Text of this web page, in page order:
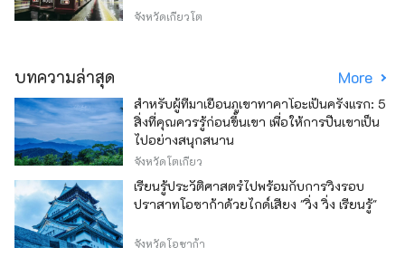
จังหวัดเกียวโต
บทความล่าสุด More
สำหรับผู้ที่มาเยือนภูเขาทาคาโอะเป็นครั้งแรก: 5
สิ่งที่คุณควรรู้ก่อนขึ้นเขา เพื่อให้การปีนเขาเป็น
ไปอย่างสนุกสนาน
จังหวัดโตเกียว
เรียนรู้ประวัติศาสตร์ไปพร้อมกับการวิ่งรอบ
ปราสาทโอซาก้าด้วยไกด์เสียง "วิ่ง วิ่ง เรียนรู้"
จังหวัดโอซาก้า